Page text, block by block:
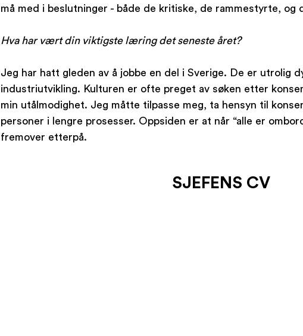
må med i beslutninger - både de kritiske, de rammestyrte, og
Hva har vært din viktigste læring det seneste året?
Jeg har hatt gleden av å jobbe en del i Sverige. De er utrolig
industriutvikling. Kulturen er ofte preget av søken etter
min utålmodighet. Jeg måtte tilpasse meg, ta hensyn til
personer i lengre prosesser. Oppsiden er at når “alle er
fremover etterpå.
SJEFENS CV